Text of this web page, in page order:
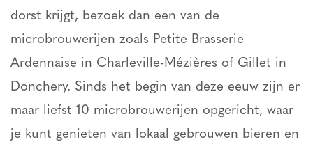
dorst krijgt, bezoek dan een van de
microbrouwerijen zoals Petite Brasserie
Ardennaise in Charleville-Mézières of Gillet in
Donchery. Sinds het begin van deze eeuw zijn er
maar liefst 10 microbrouwerijen opgericht, waar
je kunt genieten van lokaal gebrouwen bieren en